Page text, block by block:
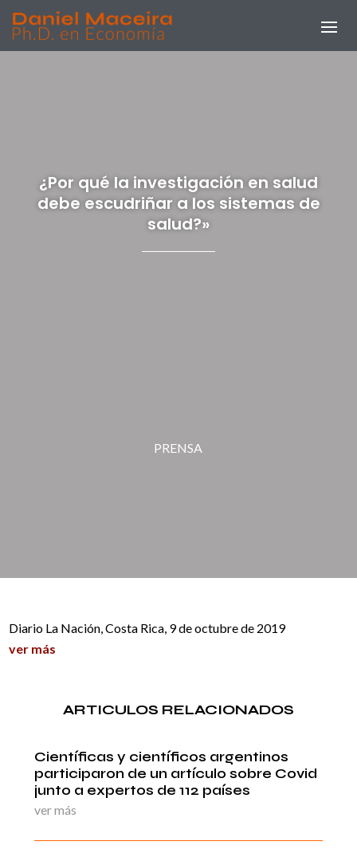
¿Por qué la investigación en salud
debe escudriñar a los sistemas de
salud?»
PRENSA
Diario La Nación, Costa Rica, 9 de octubre de 2019
ver más
ARTICULOS RELACIONADOS
Científicas y científicos argentinos
participaron de un artículo sobre Covid
junto a expertos de 112 países
ver más